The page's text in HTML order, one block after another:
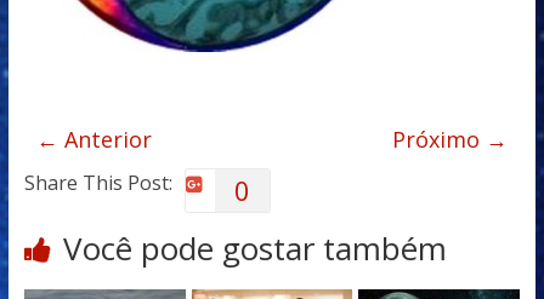
← Anterior Próximo →
Share This Post: 0
Você pode gostar também